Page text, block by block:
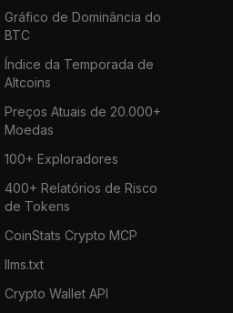
Gráfico de Dominância do
BTC
Índice da Temporada de
Altcoins
Preços Atuais de 20.000+
Moedas
100+ Exploradores
400+ Relatórios de Risco
de Tokens
CoinStats Crypto MCP
llms.txt
Crypto Wallet API